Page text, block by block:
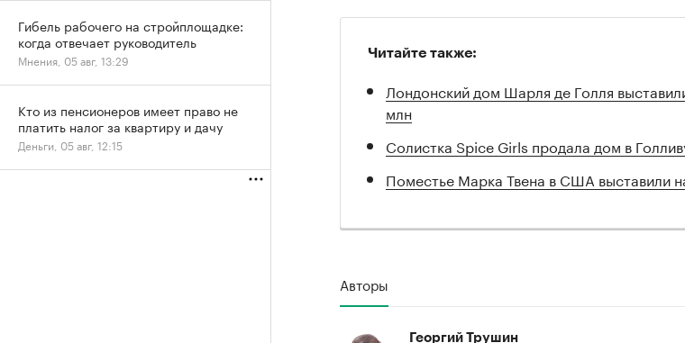
Читайте также:
Лондонский дом Шарля де Голля
млн
Солистка Spice Girls продала дом в
Поместье Марка Твена в США выставили
Авторы
Георгий Трушин
Гибель рабочего на стройплощадке:
когда отвечает руководитель
Мнения, 05 авг, 13:29
Кто из пенсионеров имеет право не
платить налог за квартиру и дачу
Деньги, 05 авг, 12:15